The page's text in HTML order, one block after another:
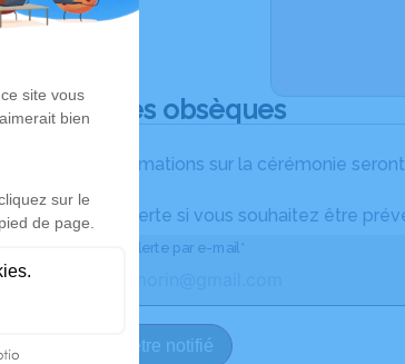
Déroulé des obsèques
Les informations sur la cérémonie
Activez une alerte si vous souhaitez être
Recevoir une alerte par e-mail*
Je veux être notifié